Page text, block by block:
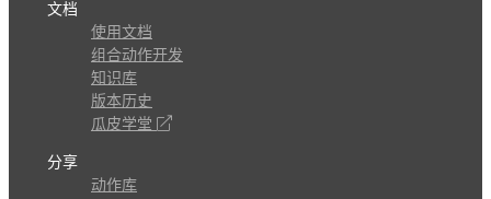
文档
使用文档
组合动作开发
知识库
版本历史
瓜皮学堂
分享
动作库